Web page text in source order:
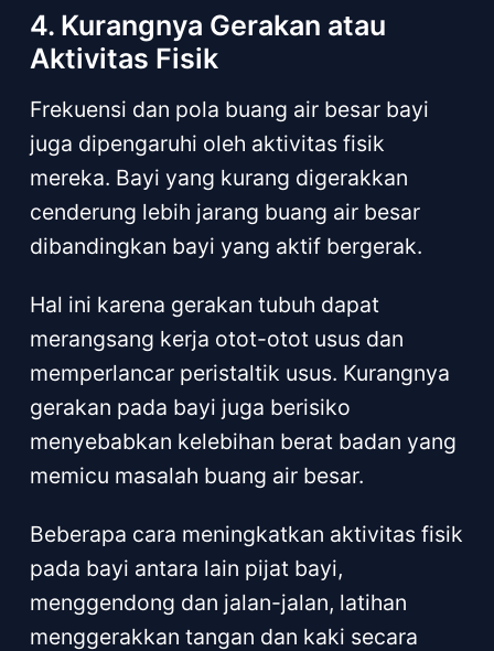
4. Kurangnya Gerakan atau
Aktivitas Fisik
Frekuensi dan pola buang air besar bayi
juga dipengaruhi oleh aktivitas fisik
mereka. Bayi yang kurang digerakkan
cenderung lebih jarang buang air besar
dibandingkan bayi yang aktif bergerak.
Hal ini karena gerakan tubuh dapat
merangsang kerja otot-otot usus dan
memperlancar peristaltik usus. Kurangnya
gerakan pada bayi juga berisiko
menyebabkan kelebihan berat badan yang
memicu masalah buang air besar.
Beberapa cara meningkatkan aktivitas fisik
pada bayi antara lain pijat bayi,
menggendong dan jalan-jalan, latihan
menggerakkan tangan dan kaki secara